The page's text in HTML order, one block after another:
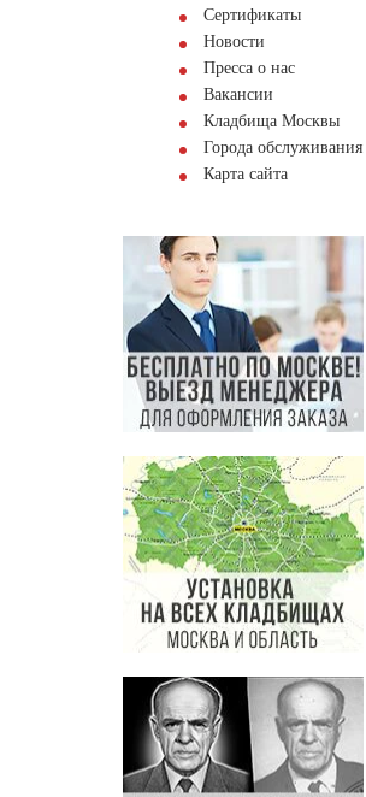
Сертификаты
Новости
Пресса о нас
Вакансии
Кладбища Москвы
Города обслуживания
Карта сайта